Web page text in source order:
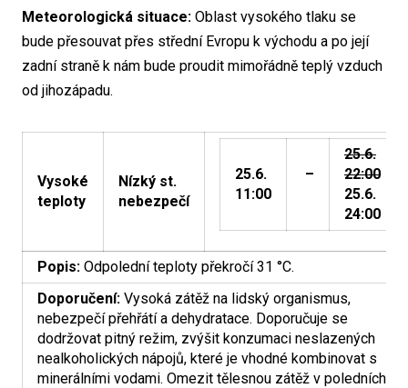
Meteorologická situace: Oblast vysokého tlaku se
bude přesouvat přes střední Evropu k východu a po její
zadní straně k nám bude proudit mimořádně teplý vzduch
od jihozápadu.
Vysoké
teploty
Nízký st.
nebezpečí
25.6.
11:00
–
25.6.
22:00
25.6.
24:00
Popis: Odpolední teploty překročí 31 °C.
Doporučení: Vysoká zátěž na lidský organismus,
nebezpečí přehřátí a dehydratace. Doporučuje se
dodržovat pitný režim, zvýšit konzumaci neslazených
nealkoholických nápojů, které je vhodné kombinovat s
minerálními vodami. Omezit tělesnou zátěž v poledních